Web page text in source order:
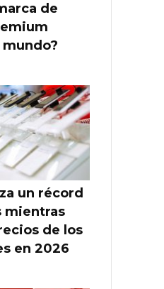
de
un récord
mientras
de los
en 2026